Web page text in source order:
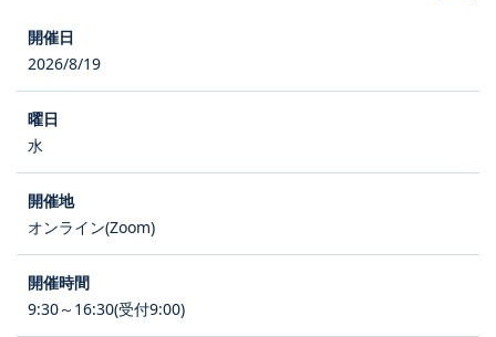
2026/8/19
水
オンライン(Zoom)
9:30～16:30(受付9:00)